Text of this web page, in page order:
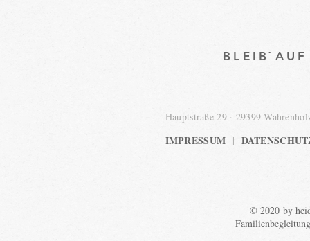
Hauptstraße 29 · 29399
IMPRESSUM |
© 2020 by